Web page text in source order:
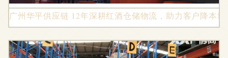
广州华平供应链 12年深耕红酒仓储物流，助力客户降本增